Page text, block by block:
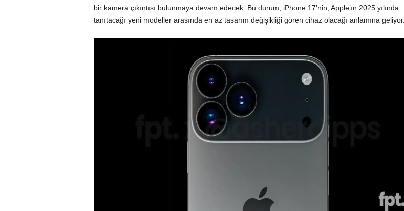
bir kamera çıkıntısı bulunmaya devam edecek. Bu durum, iPhone 17’nin, Apple’ın 2025 yılında
tanıtacağı yeni modeller arasında en az tasarım değişikliği gören cihaz olacağı anlamına geliyor.